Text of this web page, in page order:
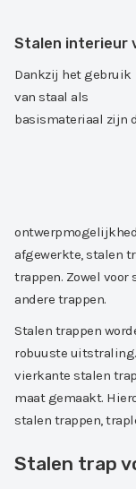
Stalen interieur
Dankzij het gebruik
van staal als
basismateriaal zijn
afgewerkte, stalen
trappen. Zowel
andere trappen.
Stalen trappen
robuuste
vierkante stalen
maat gemaakt.
stalen trappen,
Stalen trap